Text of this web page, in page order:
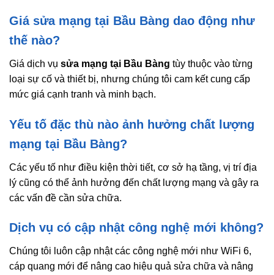
Giá sửa mạng tại Bầu Bàng dao động như
thế nào?
Giá dịch vụ sửa mạng tại Bầu Bàng tùy thuộc vào từng
loại sự cố và thiết bị, nhưng chúng tôi cam kết cung cấp
mức giá cạnh tranh và minh bạch.
Yếu tố đặc thù nào ảnh hưởng chất lượng
mạng tại Bầu Bàng?
Các yếu tố như điều kiện thời tiết, cơ sở hạ tầng, vị trí địa
lý cũng có thể ảnh hưởng đến chất lượng mạng và gây ra
các vấn đề cần sửa chữa.
Dịch vụ có cập nhật công nghệ mới không?
Chúng tôi luôn cập nhật các công nghệ mới như WiFi 6,
cáp quang mới để nâng cao hiệu quả sửa chữa và nâng